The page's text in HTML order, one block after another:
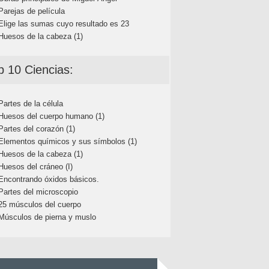
de película
las sumas cuyo resultado es 23
de la cabeza (1)
10 Ciencias:
de la célula
del cuerpo humano (1)
del corazón (1)
químicos y sus símbolos (1)
de la cabeza (1)
del cráneo (I)
óxidos básicos.
del microscopio
músculos del cuerpo
de pierna y muslo